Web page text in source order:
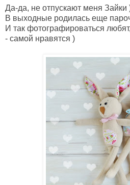
Да-да, не отпускают меня Зайки
В выходные родилась еще
И так фотографироваться
- самой нравятся )